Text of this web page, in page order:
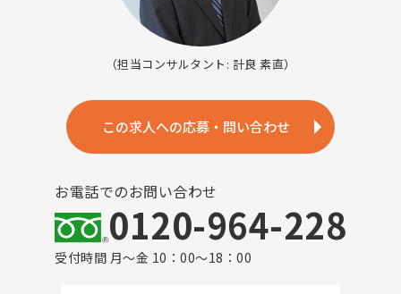
（担当コンサルタント: 計良 素直）
この求人への応募・問い合わせ
お電話でのお問い合わせ
0120-964-228
受付時間 月～金 10：00～18：00